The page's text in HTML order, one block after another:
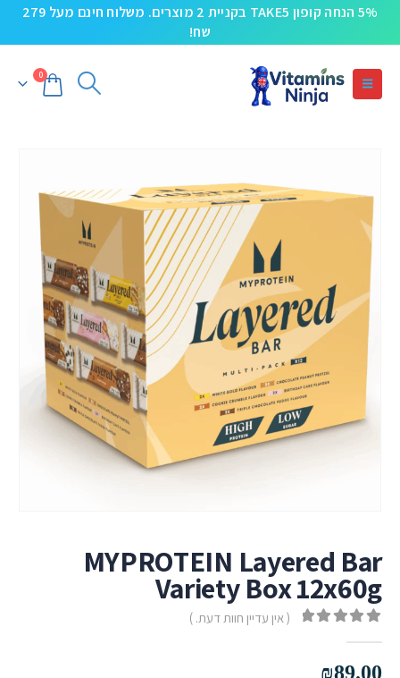
5% הנחה קופון TAKE5 בקניית 2 מוצרים. משלוח חינם מעל 279
שח!
0
MYPROTEIN Layered Bar
Variety Box 12x60g
( אין עדיין חוות דעת. )
₪89.00